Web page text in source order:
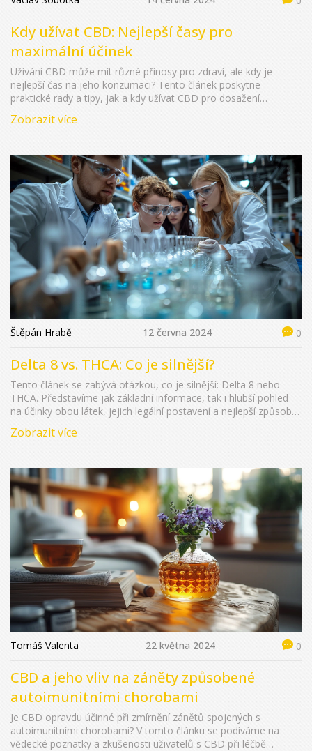
Kdy užívat CBD: Nejlepší časy pro
maximální účinek
Užívání CBD může mít různé přínosy pro zdraví, ale kdy je
nejlepší čas na jeho konzumaci? Tento článek poskytne
praktické rady a tipy, jak a kdy užívat CBD pro dosažení
účinnost a jak si vytvořit optimální režim podle vašich potřeb.
Zobrazit více
Štěpán Hrabě 12 června 2024 0
Delta 8 vs. THCA: Co je silnější?
Tento článek se zabývá otázkou, co je silnější: Delta 8 nebo
THCA. Představíme jak základní informace, tak i hlubší pohled
na účinky obou látek, jejich legální postavení a nejlepší způsoby
Zobrazit více
Tomáš Valenta 22 května 2024 0
CBD a jeho vliv na záněty způsobené
autoimunitními chorobami
Je CBD opravdu účinné při zmírnění zánětů spojených s
autoimunitními chorobami? V tomto článku se podíváme na
vědecké poznatky a zkušenosti uživatelů s CBD při léčbě